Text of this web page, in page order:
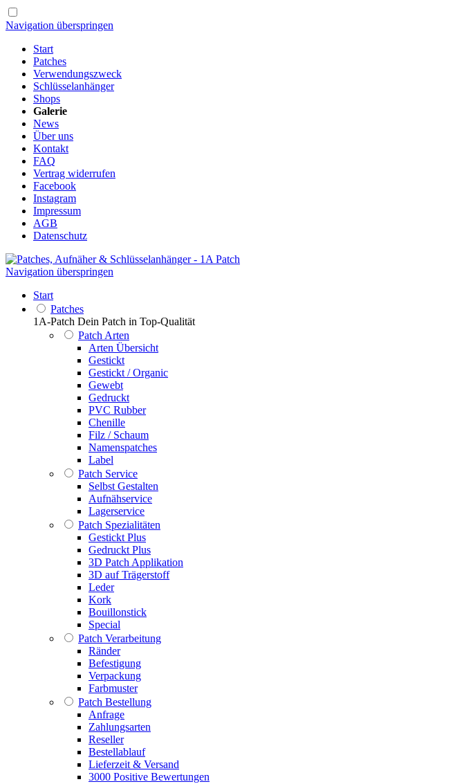
Navigation überspringen
Start
Patches
Verwendungszweck
Schlüsselanhänger
Shops
Galerie
News
Über uns
Kontakt
FAQ
Vertrag widerrufen
Facebook
Instagram
Impressum
AGB
Datenschutz
Navigation überspringen
Start
Patches
1A-Patch Dein Patch in Top-Qualität
Patch Arten
Arten Übersicht
Gestickt
Gestickt / Organic
Gewebt
Gedruckt
PVC Rubber
Chenille
Filz / Schaum
Namenspatches
Label
Patch Service
Selbst Gestalten
Aufnähservice
Lagerservice
Patch Spezialitäten
Gestickt Plus
Gedruckt Plus
3D Patch Applikation
3D auf Trägerstoff
Leder
Kork
Bouillonstick
Special
Patch Verarbeitung
Ränder
Befestigung
Verpackung
Farbmuster
Patch Bestellung
Anfrage
Zahlungsarten
Reseller
Bestellablauf
Lieferzeit & Versand
3000 Positive Bewertungen